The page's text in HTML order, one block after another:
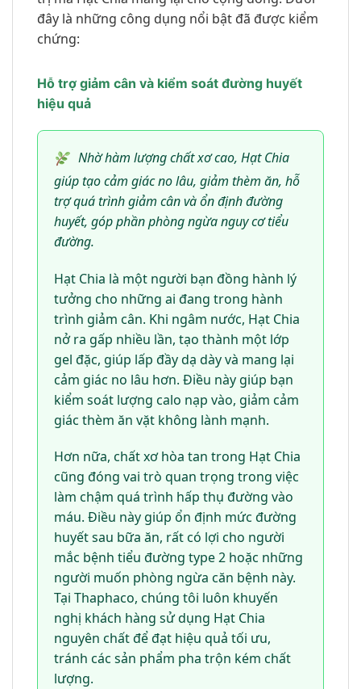
đây là những công dụng nổi bật đã được kiểm
chứng:
Hỗ trợ giảm cân và kiểm soát đường huyết
hiệu quả
Nhờ hàm lượng chất xơ cao, Hạt Chia
giúp tạo cảm giác no lâu, giảm thèm ăn, hỗ
trợ quá trình giảm cân và ổn định đường
huyết, góp phần phòng ngừa nguy cơ tiểu
đường.
Hạt Chia là một người bạn đồng hành lý
tưởng cho những ai đang trong hành
trình giảm cân. Khi ngâm nước, Hạt Chia
nở ra gấp nhiều lần, tạo thành một lớp
gel đặc, giúp lấp đầy dạ dày và mang lại
cảm giác no lâu hơn. Điều này giúp bạn
kiểm soát lượng calo nạp vào, giảm cảm
giác thèm ăn vặt không lành mạnh.
Hơn nữa, chất xơ hòa tan trong Hạt Chia
cũng đóng vai trò quan trọng trong việc
làm chậm quá trình hấp thụ đường vào
máu. Điều này giúp ổn định mức đường
huyết sau bữa ăn, rất có lợi cho người
mắc bệnh tiểu đường type 2 hoặc những
người muốn phòng ngừa căn bệnh này.
Tại Thaphaco, chúng tôi luôn khuyến
nghị khách hàng sử dụng Hạt Chia
nguyên chất để đạt hiệu quả tối ưu,
tránh các sản phẩm pha trộn kém chất
lượng.